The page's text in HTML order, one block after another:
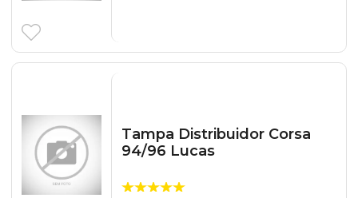
Tampa Distribuidor Corsa
94/96 Lucas